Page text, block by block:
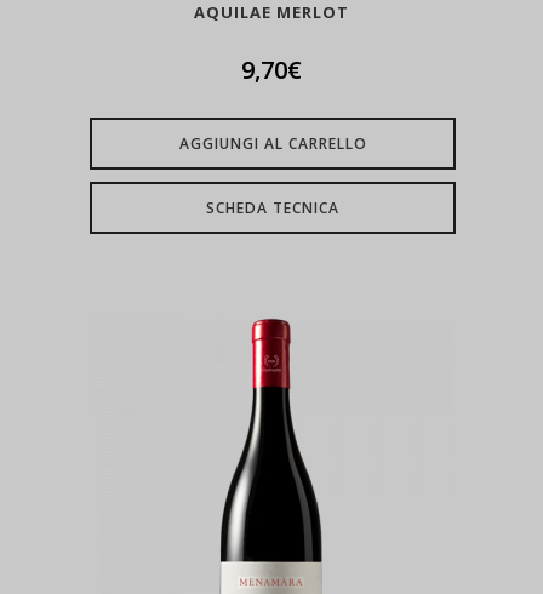
AQUILAE MERLOT
9,70€
AGGIUNGI AL CARRELLO
SCHEDA TECNICA